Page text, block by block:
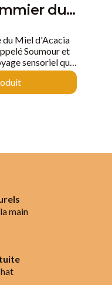
du...
du Miel d'Acacia
Soumour et
sensoriel qui
main